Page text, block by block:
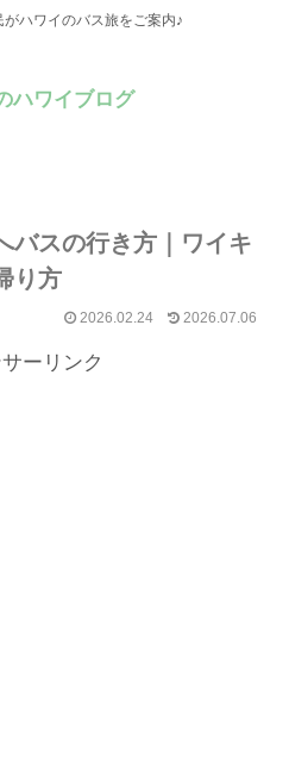
ハワイのバス旅をご案内♪
ハワイブログ
バスの行き方｜ワイキ
り方
2026.02.24 2026.07.06
ーリンク